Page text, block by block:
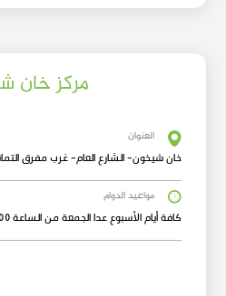
مركز خان
العنوان
خان شيخون- الشارع العام- غرب مفرق التمانعة ب
مواعيد الدوام
كافة أيام الأسبوع عدا الجمعة من الساعة 8:00 صباحاً إلى الساعة 5:00 مساءً